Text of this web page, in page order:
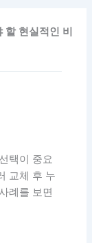
현실적인 비
택이 중요
교체 후 누
례를 보면